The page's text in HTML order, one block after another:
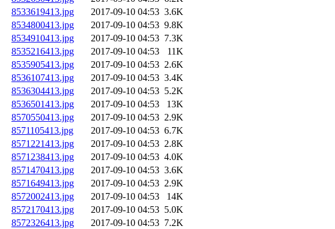
8533619413.jpg
2017-09-10 04:53 3.6K
8534800413.jpg
2017-09-10 04:53 9.8K
8534910413.jpg
2017-09-10 04:53 7.3K
8535216413.jpg
2017-09-10 04:53
11K
8535905413.jpg
2017-09-10 04:53 2.6K
8536107413.jpg
2017-09-10 04:53 3.4K
8536304413.jpg
2017-09-10 04:53 5.2K
8536501413.jpg
2017-09-10 04:53
13K
8570550413.jpg
2017-09-10 04:53 2.9K
8571105413.jpg
2017-09-10 04:53 6.7K
8571221413.jpg
2017-09-10 04:53 2.8K
8571238413.jpg
2017-09-10 04:53 4.0K
8571470413.jpg
2017-09-10 04:53 3.6K
8571649413.jpg
2017-09-10 04:53 2.9K
8572002413.jpg
2017-09-10 04:53
14K
8572170413.jpg
2017-09-10 04:53 5.0K
8572326413.jpg
2017-09-10 04:53 7.2K